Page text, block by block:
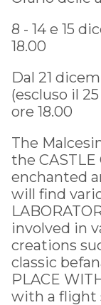
8 - 14 e 15
18.00
Dal 21
(escluso il
ore 18.00
The
the CASTLE
enchanted
will find
involved in
creations
classic
PLACE
with a flight